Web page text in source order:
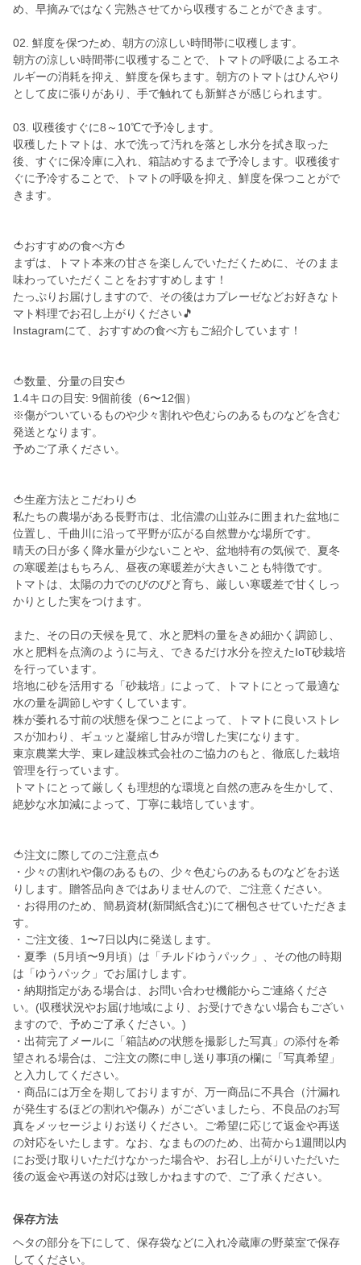
め、早摘みではなく完熟させてから収穫することができます。
02. 鮮度を保つため、朝方の涼しい時間帯に収穫します。
朝方の涼しい時間帯に収穫することで、トマトの呼吸によるエネ
ルギーの消耗を抑え、鮮度を保ちます。朝方のトマトはひんやり
として皮に張りがあり、手で触れても新鮮さが感じられます。
03. 収穫後すぐに8～10℃で予冷します。
収穫したトマトは、水で洗って汚れを落とし水分を拭き取った
後、すぐに保冷庫に入れ、箱詰めするまで予冷します。収穫後す
ぐに予冷することで、トマトの呼吸を抑え、鮮度を保つことがで
きます。
🍅おすすめの食べ方🍅
まずは、トマト本来の甘さを楽しんでいただくために、そのまま
味わっていただくことをおすすめします！
たっぷりお届けしますので、その後はカプレーゼなどお好きなト
マト料理でお召し上がりください🎵
Instagramにて、おすすめの食べ方もご紹介しています！
🍅数量、分量の目安🍅
1.4キロの目安: 9個前後（6〜12個）
※傷がついているものや少々割れや色むらのあるものなどを含む
発送となります。
予めご了承ください。
🍅生産方法とこだわり🍅
私たちの農場がある長野市は、北信濃の山並みに囲まれた盆地に
位置し、千曲川に沿って平野が広がる自然豊かな場所です。
晴天の日が多く降水量が少ないことや、盆地特有の気候で、夏冬
の寒暖差はもちろん、昼夜の寒暖差が大きいことも特徴です。
トマトは、太陽の力でのびのびと育ち、厳しい寒暖差で甘くしっ
かりとした実をつけます。
また、その日の天候を見て、水と肥料の量をきめ細かく調節し、
水と肥料を点滴のように与え、できるだけ水分を控えたIoT砂栽培
を行っています。
培地に砂を活用する「砂栽培」によって、トマトにとって最適な
水の量を調節しやすくしています。
株が萎れる寸前の状態を保つことによって、トマトに良いストレ
スが加わり、ギュッと凝縮し甘みが増した実になります。
東京農業大学、東レ建設株式会社のご協力のもと、徹底した栽培
管理を行っています。
トマトにとって厳しくも理想的な環境と自然の恵みを生かして、
絶妙な水加減によって、丁寧に栽培しています。
🍅注文に際してのご注意点🍅
・少々の割れや傷のあるもの、少々色むらのあるものなどをお送
りします。贈答品向きではありませんので、ご注意ください。
・お得用のため、簡易資材(新聞紙含む)にて梱包させていただきま
す。
・ご注文後、1〜7日以内に発送します。
・夏季（5月頃〜9月頃）は「チルドゆうパック」、その他の時期
は「ゆうパック」でお届けします。
・納期指定がある場合は、お問い合わせ機能からご連絡くださ
い。(収穫状況やお届け地域により、お受けできない場合もござい
ますので、予めご了承ください。)
・出荷完了メールに「箱詰めの状態を撮影した写真」の添付を希
望される場合は、ご注文の際に申し送り事項の欄に「写真希望」
と入力してください。
・商品には万全を期しておりますが、万一商品に不具合（汁漏れ
が発生するほどの割れや傷み）がございましたら、不良品のお写
真をメッセージよりお送りください。ご希望に応じて返金や再送
の対応をいたします。なお、なまもののため、出荷から1週間以内
にお受け取りいただけなかった場合や、お召し上がりいただいた
後の返金や再送の対応は致しかねますので、ご了承ください。
保存方法
ヘタの部分を下にして、保存袋などに入れ冷蔵庫の野菜室で保存
してください。